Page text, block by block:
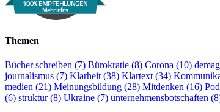
100% EMPFEHLUNGEN
Mehr Infos
Themen
Bücher schreiben (7) Bürokratie (8) Corona (10)
journalismus (7) Klarheit (38) Klartext (34)
medien (21) Meinungsbildung (28) Mitdenken (16)
(6) struktur(8) Ukraine (7) unternehmensbotschaften